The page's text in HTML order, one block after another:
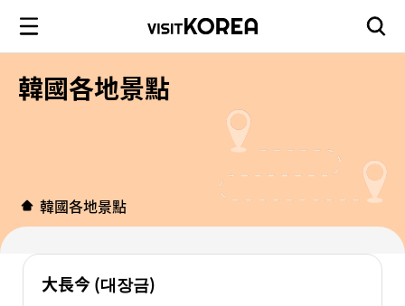
韓國各地景點
韓國各地景點
大長今 (대장금)